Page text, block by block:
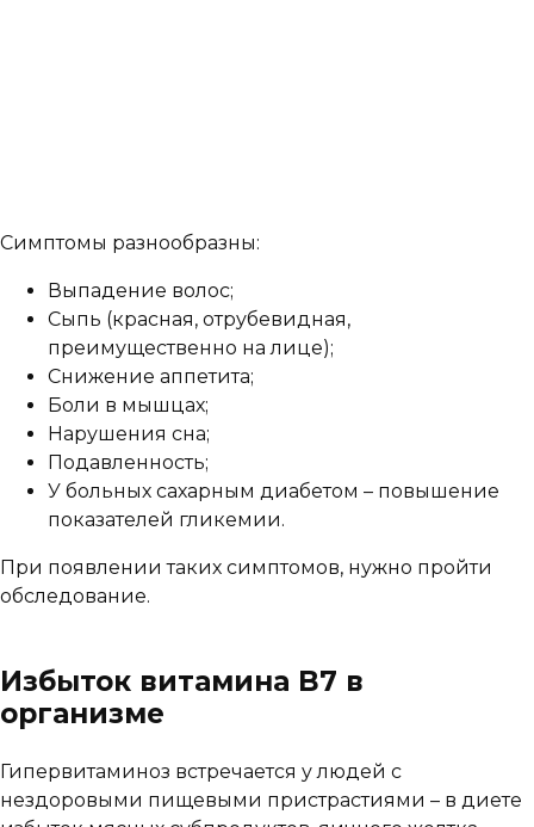
Симптомы разнообразны:
Выпадение волос;
Сыпь (красная, отрубевидная,
преимущественно на лице);
Снижение аппетита;
Боли в мышцах;
Нарушения сна;
Подавленность;
У больных сахарным диабетом – повышение
показателей гликемии.
При появлении таких симптомов, нужно пройти
обследование.
Избыток витамина B7 в
организме
Гипервитаминоз встречается у людей с
нездоровыми пищевыми пристрастиями – в диете